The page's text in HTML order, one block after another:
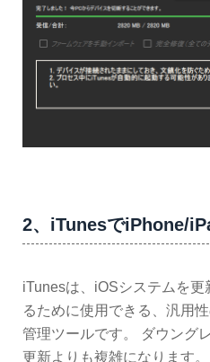
2、iTunesでiPhone/
iTunesは、iOSシステムを
るために使用できる、汎用
管理ツールです。 ダウング
更新よりも複雑になります